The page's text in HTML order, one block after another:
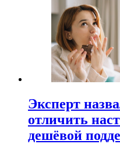
Эксперт
отличить
дешёвой